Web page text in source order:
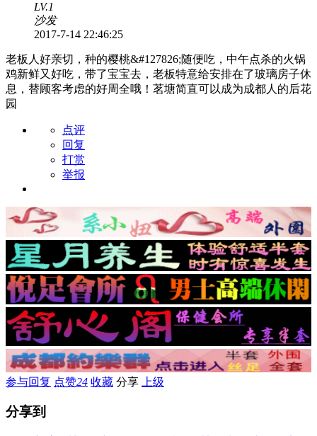
LV.1
沙发
2017-7-14 22:46:25
老板人好亲切，种的樱桃&#127826;随便吃，中午点杀的火锅
鸡新鲜又好吃，带了宝宝去，老板特意给安排在了玻璃房子休
息，替顾客考虑的好周全哦！茗塘简直可以成为成都人的后花
园
点评
回复
打赏
举报
参与回复 点赞24 收藏 分享 上级
分享到